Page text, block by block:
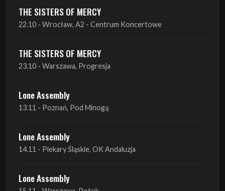
THE SISTERS OF MERCY
22.10 - Wrocław, A2 - Centrum Koncertowe
THE SISTERS OF MERCY
23.10 - Warszawa, Progresja
Lone Assembly
13.11 - Poznań, Pod Minogą
Lone Assembly
14.11 - Piekary Śląskie, OK Andaluzja
Lone Assembly